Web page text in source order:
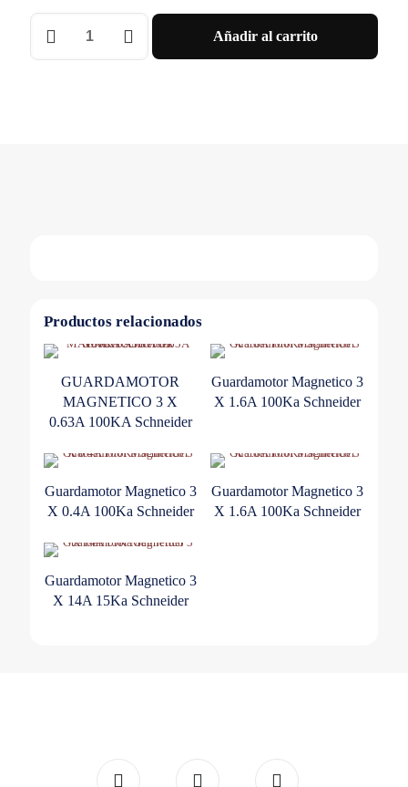
Bobina
Apert
Añadir al carrito
Productos relacionados
GUARDAMOTOR
MAGNETICO 3 X
0.63A 100KA Schneider
Guardamotor Magnetico 3
X 1.6A 100Ka Schneider
Guardamotor Magnetico 3
X 0.4A 100Ka Schneider
Guardamotor Magnetico 3
X 1.6A 100Ka Schneider
Guardamotor Magnetico 3
X 14A 15Ka Schneider